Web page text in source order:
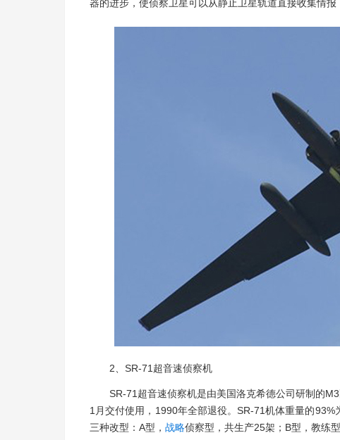
器的进步，使侦察卫星可以从静止卫星轨道直接收集情报
2、SR-71超音速侦察机
SR-71超音速侦察机是由美国洛克希德公司研制的
1月交付使用，1990年全部退役。SR-71机体重量的
三种改型：A型， 战略侦察型，共生产25架；B型，教练